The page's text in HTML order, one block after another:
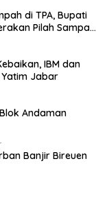
di TPA, Bupati
Pilah Sampah
IBM dan
Yatim Jabar
Andaman
Banjir Bireuen